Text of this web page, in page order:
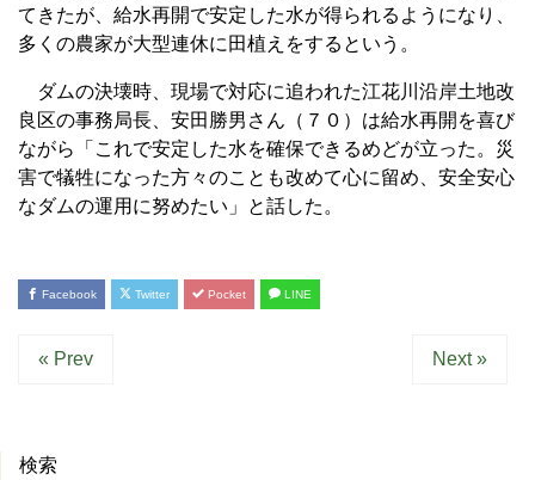
てきたが、給水再開で安定した水が得られるようになり、
多くの農家が大型連休に田植えをするという。
ダムの決壊時、現場で対応に追われた江花川沿岸土地改
良区の事務局長、安田勝男さん（７０）は給水再開を喜び
ながら「これで安定した水を確保できるめどが立った。災
害で犠牲になった方々のことも改めて心に留め、安全安心
なダムの運用に努めたい」と話した。
Facebook Twitter Pocket LINE
« Prev Next »
検索